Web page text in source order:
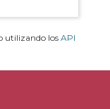
utilizando los API